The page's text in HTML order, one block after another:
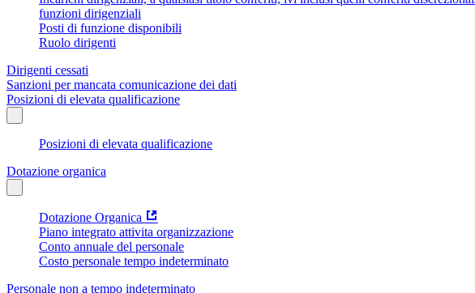
funzioni dirigenziali
Posti di funzione disponibili
Ruolo dirigenti
Dirigenti cessati
Sanzioni per mancata comunicazione dei dati
Posizioni di elevata qualificazione
Posizioni di elevata qualificazione
Dotazione organica
Dotazione Organica
Piano integrato attivita organizzazione
Conto annuale del personale
Costo personale tempo indeterminato
Personale non a tempo indeterminato